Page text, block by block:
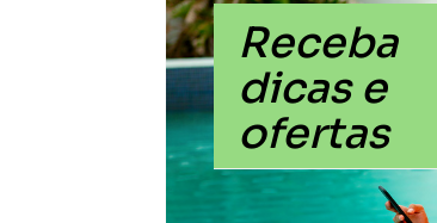
Receba
dicas e
ofertas